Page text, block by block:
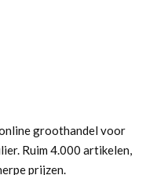
groothandel voor
Ruim 4.000 artikelen,
prijzen.